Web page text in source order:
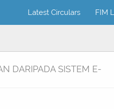
Latest Circulars FIM
DARIPADA SISTEM E-